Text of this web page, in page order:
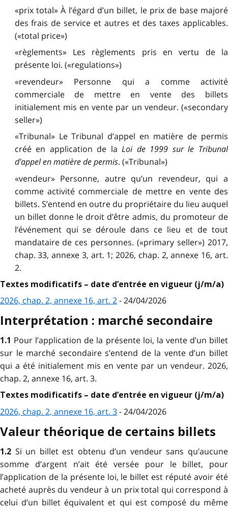
«prix total» À l’égard d’un billet, le prix de base majoré
des frais de service et autres et des taxes applicables.
(«total price»)
«règlements» Les règlements pris en vertu de la
présente loi. («regulations»)
«revendeur» Personne qui a comme activité
commerciale de mettre en vente des billets
initialement mis en vente par un vendeur. («secondary
seller»)
«Tribunal» Le Tribunal d’appel en matière de permis
créé en application de laLoi de 1999 sur le Tribunal
d’appel en matière de permis. («Tribunal»)
«vendeur» Personne, autre qu’un revendeur, qui a
comme activité commerciale de mettre en vente des
billets. S’entend en outre du propriétaire du lieu auquel
un billet donne le droit d’être admis, du promoteur de
l’événement qui se déroule dans ce lieu et de tout
mandataire de ces personnes. («primary seller») 2017,
chap. 33, annexe 3, art. 1; 2026, chap. 2, annexe 16, art.
2.
Textes modificatifs – date d’entrée en vigueur (j/m/a)
2026, chap. 2, annexe 16, art. 2- 24/04/2026
Interprétation : marché secondaire
1.1 Pour l’application de la présente loi, la vente d’un billet
sur le marché secondaire s’entend de la vente d’un billet
qui a été initialement mis en vente par un vendeur. 2026,
chap. 2, annexe 16, art. 3.
Textes modificatifs – date d’entrée en vigueur (j/m/a)
2026, chap. 2, annexe 16, art. 3- 24/04/2026
Valeur théorique de certains billets
1.2 Si un billet est obtenu d’un vendeur sans qu’aucune
somme d’argent n’ait été versée pour le billet, pour
l’application de la présente loi, le billet est réputé avoir été
acheté auprès du vendeur à un prix total qui correspond à
celui d’un billet équivalent et qui est composé du même